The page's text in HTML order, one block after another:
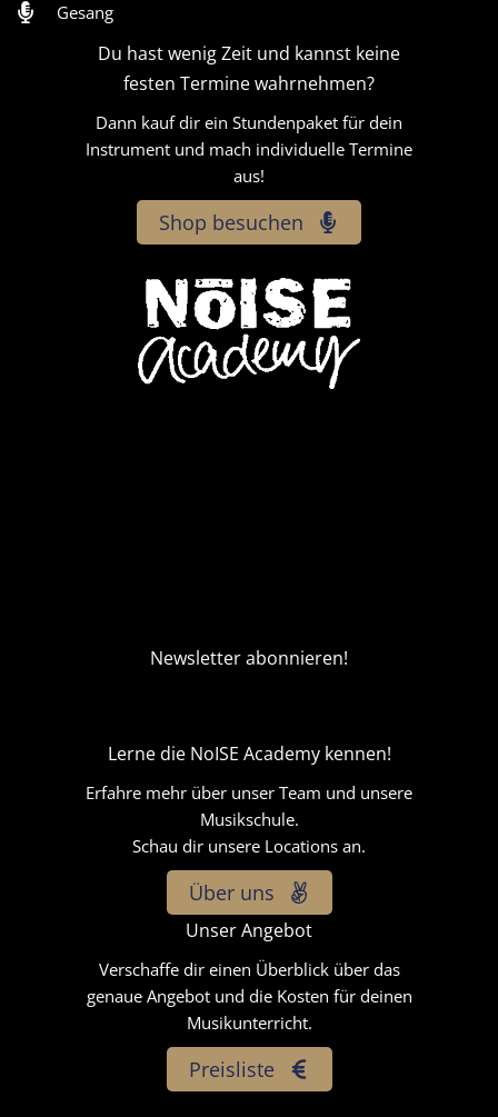
Gesang
Du hast wenig Zeit und kannst keine
festen Termine wahrnehmen?
Dann kauf dir ein Stundenpaket für dein
Instrument und mach individuelle Termine
aus!
Shop besuchen
Newsletter abonnieren!
Lerne die NoISE Academy kennen!
Erfahre mehr über unser Team und unsere
Musikschule.
Schau dir unsere Locations an.
Über uns
Unser Angebot
Verschaffe dir einen Überblick über das
genaue Angebot und die Kosten für deinen
Musikunterricht.
Preisliste